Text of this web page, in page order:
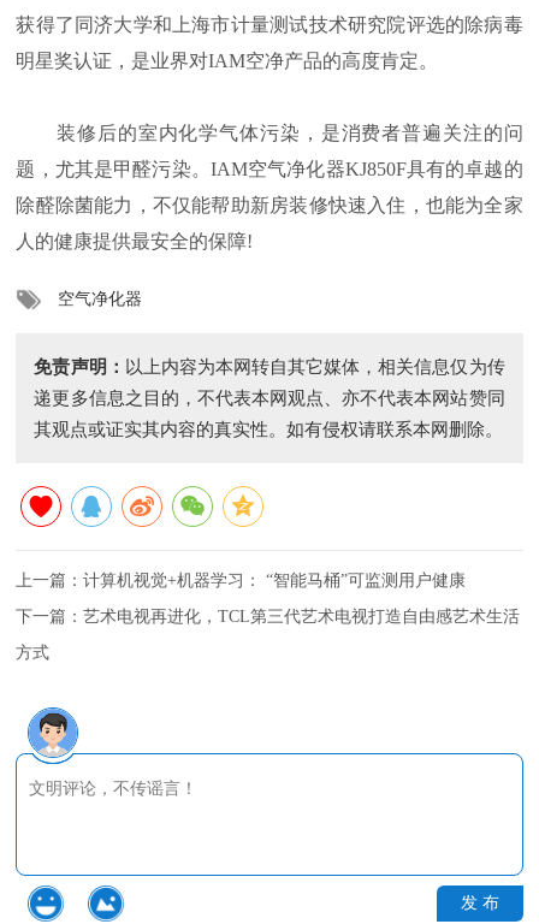
获得了同济大学和上海市计量测试技术研究院评选的除病毒
明星奖认证，是业界对IAM空净产品的高度肯定。
装修后的室内化学气体污染，是消费者普遍关注的问
题，尤其是甲醛污染。IAM空气净化器KJ850F具有的卓越的
除醛除菌能力，不仅能帮助新房装修快速入住，也能为全家
人的健康提供最安全的保障!
空气净化器
免责声明： 以上内容为本网转自其它媒体，相关信息仅为传
递更多信息之目的，不代表本网观点、亦不代表本网站赞同
其观点或证实其内容的真实性。如有侵权请联系本网删除。
上一篇：计算机视觉+机器学习： “智能马桶”可监测用户健康
下一篇：艺术电视再进化，TCL第三代艺术电视打造自由感艺术生活
方式
发 布